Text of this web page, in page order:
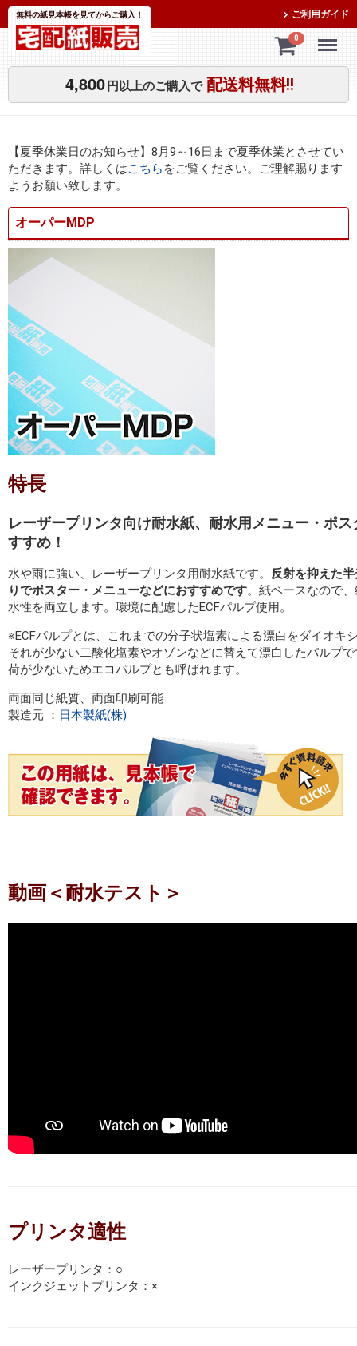
ご利用ガイド
無料の紙見本帳を見てからご購入！
0
4,800 円以上のご購入で 配送料無料!!
Menu
【夏季休業日のお知らせ】8月9～16日まで夏季休業とさせてい
ただきます。詳しくはこちら をご覧ください。ご理解賜ります
ようお願い致します。
オーパーMDP
特長
レーザープリンタ向け耐水紙、耐水用メニュー・ポス
すすめ！
水や雨に強い、レーザープリンタ用耐水紙です。 反射を抑えた
りでポスター・メニューなどにおすすめです。紙ベースなので
水性を両立します。環境に配慮したECFパルプ使用。
※ECFパルプとは、これまでの分子状塩素による漂白をダイオキ
それが少ない二酸化塩素やオゾンなどに替えて漂白したパルプ
荷が少ないためエコパルプとも呼ばれます。
両面同じ紙質、両面印刷可能
製造元 ： 日本製紙(株)
動画＜耐水テスト＞
プリンタ適性
レーザープリンタ：○
インクジェットプリンタ：×